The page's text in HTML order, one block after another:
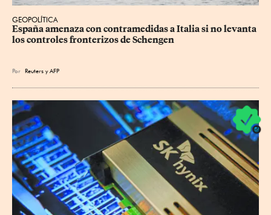
GEOPOLÍTICA
España amenaza con contramedidas a Italia si no levanta
los controles fronterizos de Schengen
Por Reuters yAFP